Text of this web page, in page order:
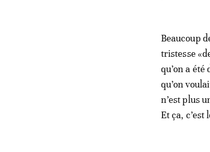
Beaucoup
tristesse
qu’on a
qu’on
n’est plus
Et ça,